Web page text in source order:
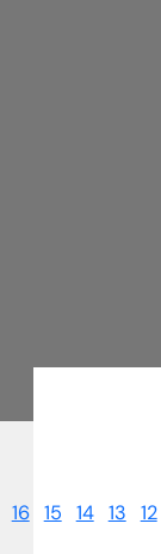
12
13
14
15
16